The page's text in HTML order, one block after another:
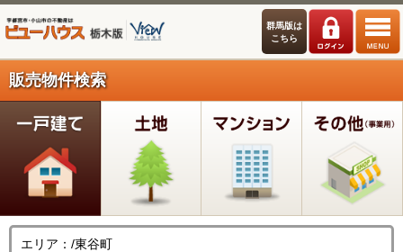
群馬版は
こちら
販売物件検索
エリア：/東谷町